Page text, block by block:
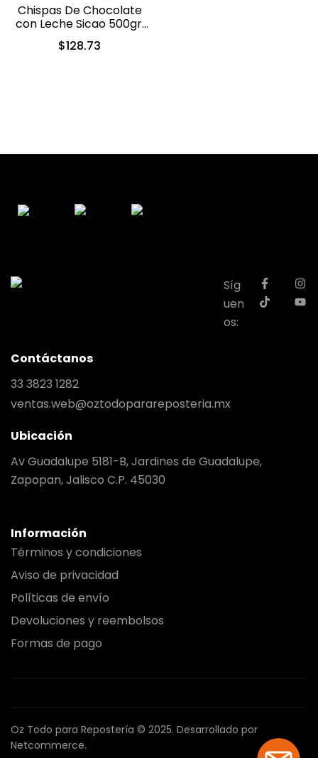
Chispas De Chocolate
con Leche Sicao 500gr.
(2022-A99)
$128.73
Síg
uen
os:
Contáctanos
33 3823 1282
ventas.web@oztodoparareposteria.mx
Ubicación
Av Guadalupe 5181-B, Jardines de Guadalupe,
Zapopan, Jalisco C.P. 45030
Información
Términos y condiciones
Aviso de privacidad
Políticas de envío
Devoluciones y reembolsos
Formas de pago
Oz Todo para Repostería © 2025. Desarrollado por
Netcommerce.